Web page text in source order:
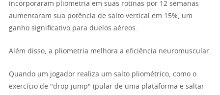
incorporaram pliometria em suas rotinas por 12 semanas
aumentaram sua potência de salto vertical em 15%, um
ganho significativo para duelos aéreos.
Além disso, a pliometria melhora a eficiência neuromuscular.
Quando um jogador realiza um salto pliométrico, como o
exercício de "drop jump" (pular de uma plataforma e saltar